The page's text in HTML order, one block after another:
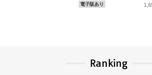
電子版あり
Ranking